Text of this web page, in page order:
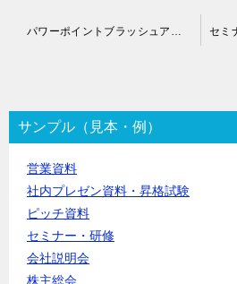
ゲ
ー
シ
サンプル（見本・例）
営業資料
社内プレゼン資料・昇格試験
ピッチ資料
セミナー・研修
会社説明会
株主総会